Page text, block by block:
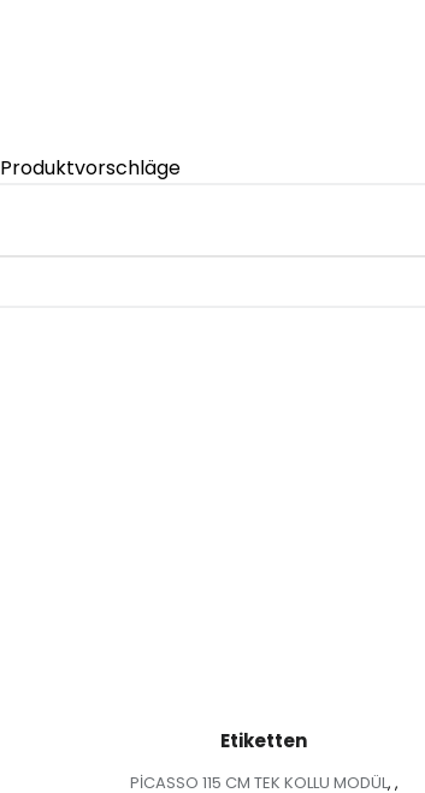
Produktvorschläge
Etiketten
PİCASSO 115 CM TEK KOLLU MODÜL, ,